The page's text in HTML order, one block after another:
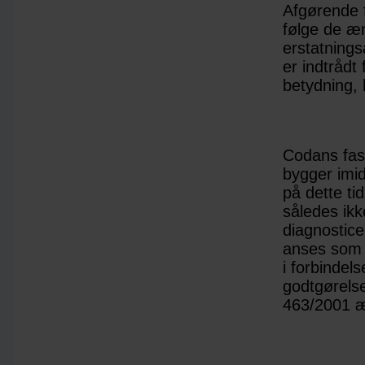
Afgørende
følge de
er indtrådt
betydning,
Codans
bygger
på dette
således
anses
i
463/2001